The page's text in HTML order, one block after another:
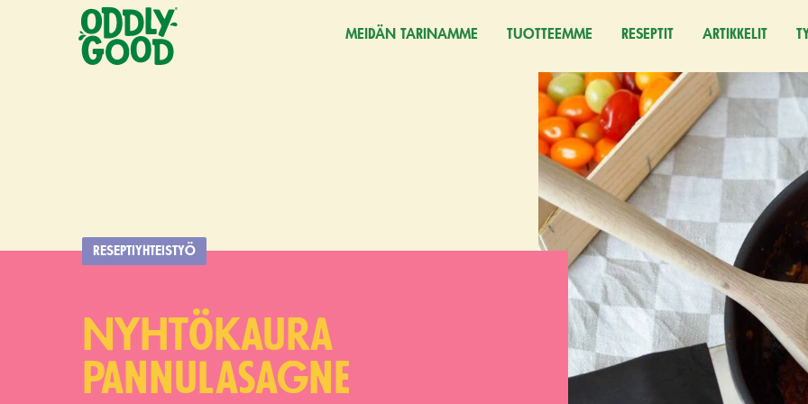
MEIDÄN TARINAMME TUOTTEEMME RESEPTIT ARTIKKELIT
RESEPTIYHTEISTYÖ
Nyhtökaura
pannulasagne